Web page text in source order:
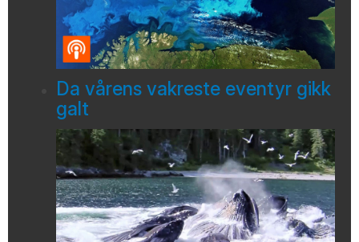
Da vårens vakreste eventyr gikk
galt